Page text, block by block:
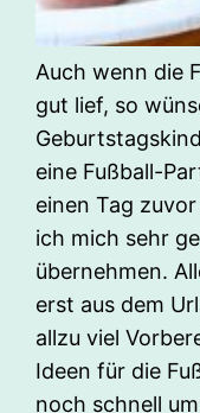
Auch wenn die
gut lief, so
eine Fußball-
einen Tag
ich mich sehr
übernehmen.
erst aus dem
allzu viel
Ideen für die
noch schnell